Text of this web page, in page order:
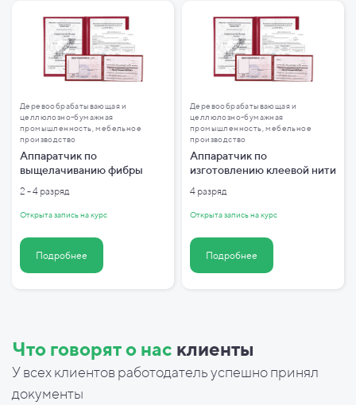
Деревообрабатывающая и
целлюлозно-бумажная
промышленность, мебельное
производство
Аппаратчик по
выщелачиванию фибры
2 - 4 разряд
Открыта запись на курс
Подробнее
Деревообрабатывающая и
целлюлозно-бумажная
промышленность, мебельное
производство
Аппаратчик по
изготовлению клеевой нити
4 разряд
Открыта запись на курс
Подробнее
Что говорят о нас клиенты
У всех клиентов работодатель успешно принял
документы